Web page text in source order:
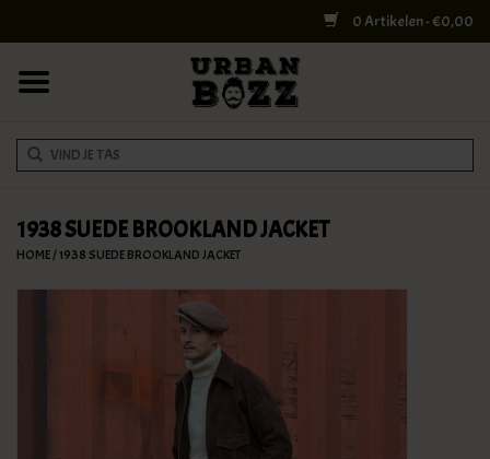
0 Artikelen - €0,00
COLLEGE BAGS
RUGZAKKEN
1938 SUEDE BROOKLAND JACKET
HOME/1938 SUEDE BROOKLAND JACKET